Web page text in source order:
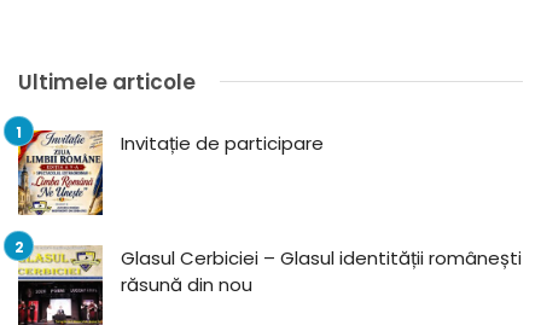
Ultimele articole
Invitație de participare
Glasul Cerbiciei – Glasul identității românești
răsună din nou